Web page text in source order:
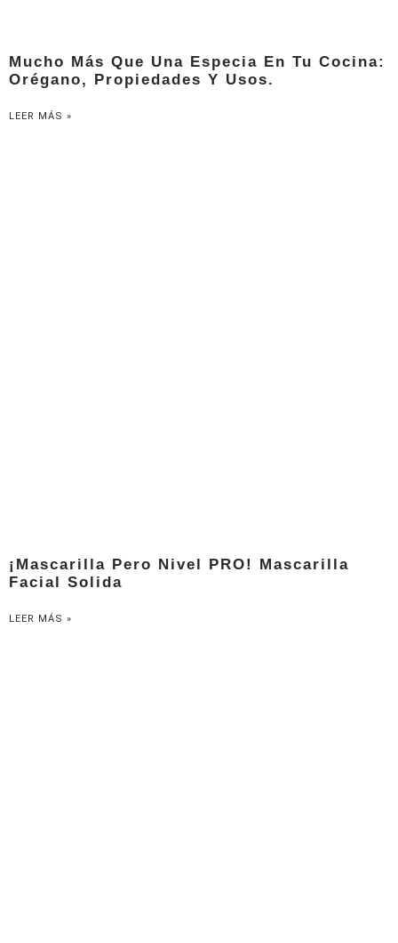
Mucho Más Que Una Especia En Tu Cocina:
Orégano, Propiedades Y Usos.
LEER MÁS »
¡Mascarilla Pero Nivel PRO! Mascarilla
Facial Solida
LEER MÁS »